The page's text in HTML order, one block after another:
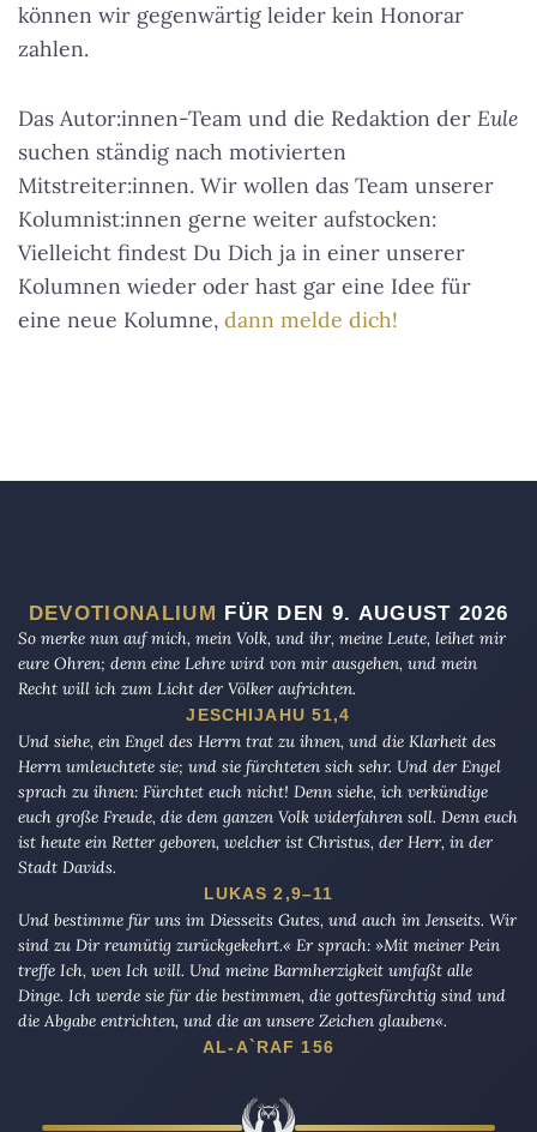
können wir gegenwärtig leider kein Honorar
zahlen.
Das Autor:innen-Team und die Redaktion der Eule
suchen ständig nach motivierten
Mitstreiter:innen. Wir wollen das Team unserer
Kolumnist:innen gerne weiter aufstocken:
Vielleicht findest Du Dich ja in einer unserer
Kolumnen wieder oder hast gar eine Idee für
eine neue Kolumne, dann melde dich!
DEVOTIONALIUM FÜR DEN 9. AUGUST 2026
So merke nun auf mich, mein Volk, und ihr, meine Leute, leihet mir
eure Ohren; denn eine Lehre wird von mir ausgehen, und mein
Recht will ich zum Licht der Völker aufrichten.
JESCHIJAHU 51,4
Und siehe, ein Engel des Herrn trat zu ihnen, und die Klarheit des
Herrn umleuchtete sie; und sie fürchteten sich sehr. Und der Engel
sprach zu ihnen: Fürchtet euch nicht! Denn siehe, ich verkündige
euch große Freude, die dem ganzen Volk widerfahren soll. Denn euch
ist heute ein Retter geboren, welcher ist Christus, der Herr, in der
Stadt Davids.
LUKAS 2,9–11
Und bestimme für uns im Diesseits Gutes, und auch im Jenseits. Wir
sind zu Dir reumütig zurückgekehrt.« Er sprach: »Mit meiner Pein
treffe Ich, wen Ich will. Und meine Barmherzigkeit umfaßt alle
Dinge. Ich werde sie für die bestimmen, die gottesfürchtig sind und
die Abgabe entrichten, und die an unsere Zeichen glauben«.
AL-A`RAF 156